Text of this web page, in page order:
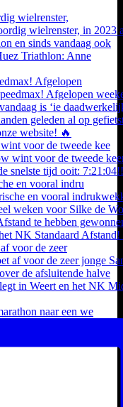
wielrenster,
Afgelopen
voor de tweede kee
en vooral indru
voor de zeer
naar een we